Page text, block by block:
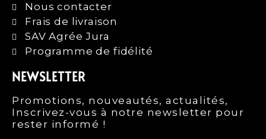
Nous contacter
Frais de livraison
SAV Agrée Jura
Programme de fidélité
NEWSLETTER
Promotions, nouveautés, actualités,
Inscrivez-vous à notre newsletter pour
rester informé !